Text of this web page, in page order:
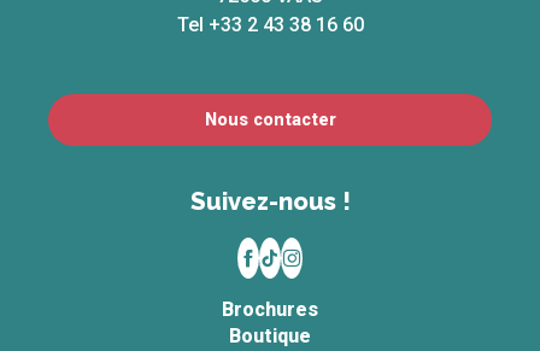
Tel +33 2 43 38 16 60
Nous contacter
Suivez-nous !
Brochures
Boutique